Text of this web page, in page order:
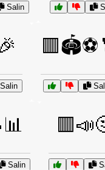
Salin
Salin